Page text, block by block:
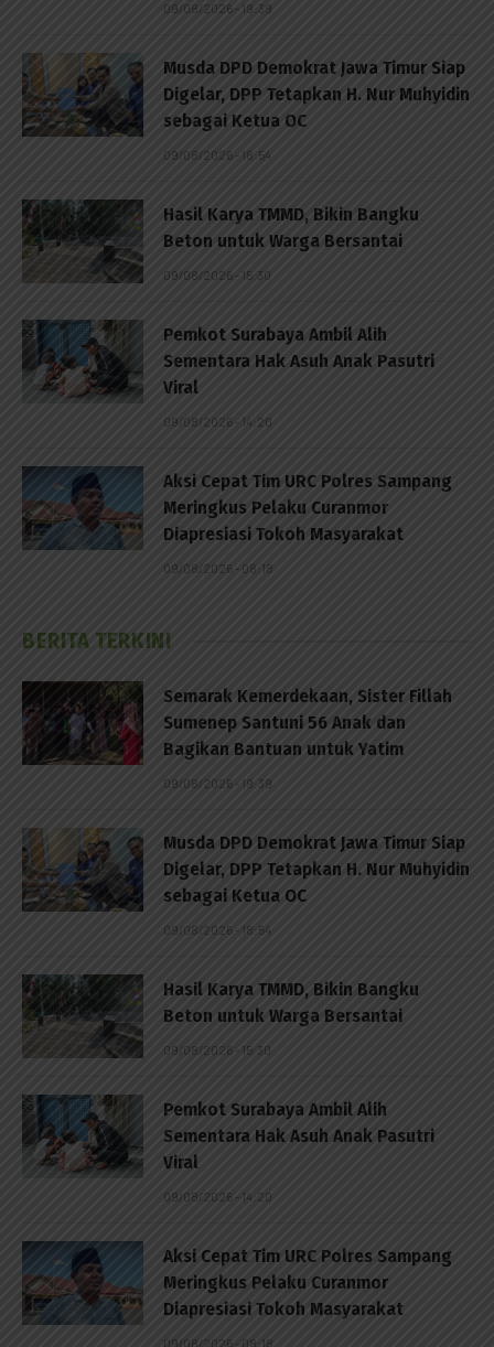
09/08/2026 - 19:39
Musda DPD Demokrat Jawa Timur Siap
Digelar, DPP Tetapkan H. Nur Muhyidin
sebagai Ketua OC
09/08/2026 - 18:54
Hasil Karya TMMD, Bikin Bangku
Beton untuk Warga Bersantai
09/08/2026 - 15:30
Pemkot Surabaya Ambil Alih
Sementara Hak Asuh Anak Pasutri
Viral
09/08/2026 - 14:20
Aksi Cepat Tim URC Polres Sampang
Meringkus Pelaku Curanmor
Diapresiasi Tokoh Masyarakat
09/08/2026 - 08:18
BERITA TERKINI
Semarak Kemerdekaan, Sister Fillah
Sumenep Santuni 56 Anak dan
Bagikan Bantuan untuk Yatim
09/08/2026 - 19:39
Musda DPD Demokrat Jawa Timur Siap
Digelar, DPP Tetapkan H. Nur Muhyidin
sebagai Ketua OC
09/08/2026 - 18:54
Hasil Karya TMMD, Bikin Bangku
Beton untuk Warga Bersantai
09/08/2026 - 15:30
Pemkot Surabaya Ambil Alih
Sementara Hak Asuh Anak Pasutri
Viral
09/08/2026 - 14:20
Aksi Cepat Tim URC Polres Sampang
Meringkus Pelaku Curanmor
Diapresiasi Tokoh Masyarakat
09/08/2026 - 08:18